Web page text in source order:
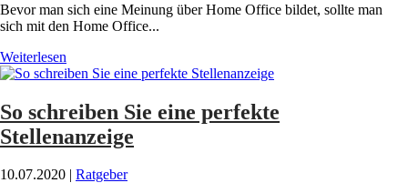
Bevor man sich eine Meinung über Home Office bildet, sollte man
sich mit den Home Office...
Weiterlesen
So schreiben Sie eine perfekte
Stellenanzeige
10.07.2020 | Ratgeber